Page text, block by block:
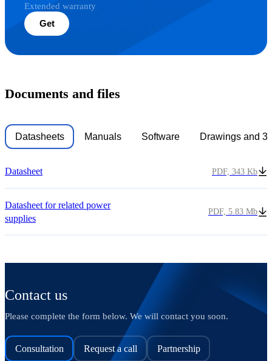
Extended warranty
Get
Documents and files
Datasheets Manuals Software Drawings and
Datasheet PDF, 343 Kb
Datasheet for related power
supplies
PDF, 5.83 Mb
Contact us
Please complete the form below. We will contact you soon.
Consultation Request a call Partnership